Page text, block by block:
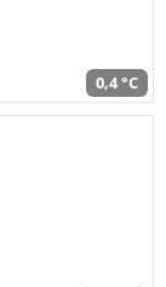
0,4 °C